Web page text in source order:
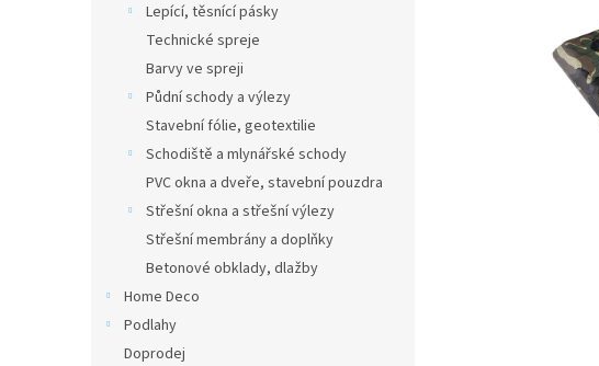
Lepící, těsnící pásky
Technické spreje
Barvy ve spreji
Půdní schody a výlezy
Stavební fólie, geotextilie
Schodiště a mlynářské schody
PVC okna a dveře, stavební pouzdra
Střešní okna a střešní výlezy
Střešní membrány a doplňky
Betonové obklady, dlažby
Home Deco
Podlahy
Doprodej